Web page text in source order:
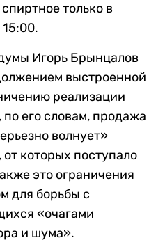
только в
Игорь Брынцалов
выстроенной
реализации
по его словам, продажа
волнует»
которых поступало
это ограничения
для борьбы с
«очагами
и шума».